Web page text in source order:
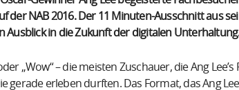
der NAB 2016. Der 11 Minuten-Ausschnitt aus
Ausblick in die Zukunft der digitalen
„Wow“ – die meisten Zuschauer, die Ang
gerade erleben durften. Das Format, das Ang